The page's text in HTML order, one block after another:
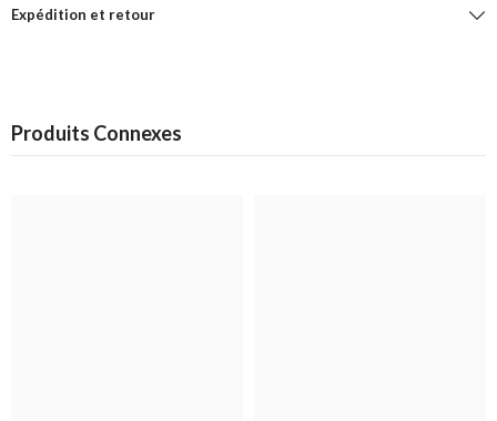
Expédition et retour
Produits Connexes